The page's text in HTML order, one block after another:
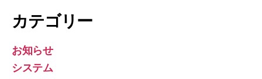
カテゴリー
お知らせ
システム